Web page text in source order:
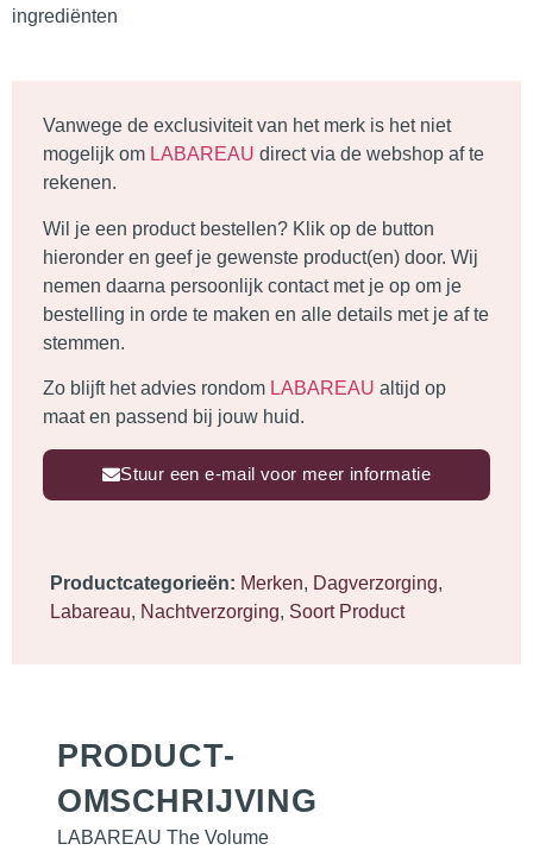
ingrediënten
Vanwege de exclusiviteit van het merk is het niet
mogelijk om LABAREAU direct via de webshop af te
rekenen.
Wil je een product bestellen? Klik op de button
hieronder en geef je gewenste product(en) door. Wij
nemen daarna persoonlijk contact met je op om je
bestelling in orde te maken en alle details met je af te
stemmen.
Zo blijft het advies rondom LABAREAU altijd op
maat en passend bij jouw huid.
Stuur een e-mail voor meer informatie
Productcategorieën: Merken, Dagverzorging,
Labareau, Nachtverzorging, Soort Product
PRODUCT­
OMSCHRIJVING
LABAREAU The Volume